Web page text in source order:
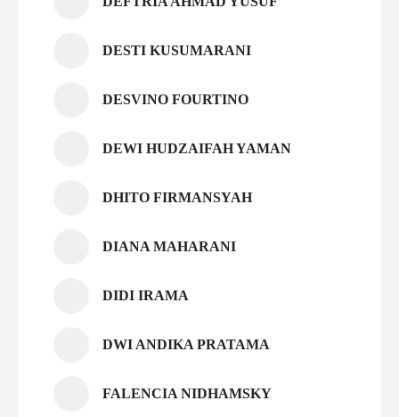
DESTI KUSUMARANI
DESVINO FOURTINO
DEWI HUDZAIFAH YAMAN
DHITO FIRMANSYAH
DIANA MAHARANI
DIDI IRAMA
DWI ANDIKA PRATAMA
FALENCIA NIDHAMSKY